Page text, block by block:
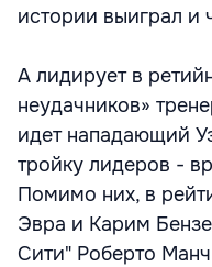
истории выиграл и
А лидирует в
неудачников»
идет нападающий
тройку лидеров -
Помимо них, в
Эвра и Карим
Сити" Роберто